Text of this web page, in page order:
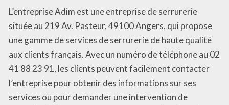
L’entreprise Adim est une entreprise de serrurerie
située au 219 Av. Pasteur, 49100 Angers, qui propose
une gamme de services de serrurerie de haute qualité
aux clients français. Avec un numéro de téléphone au 02
41 88 23 91, les clients peuvent facilement contacter
l’entreprise pour obtenir des informations sur ses
services ou pour demander une intervention de